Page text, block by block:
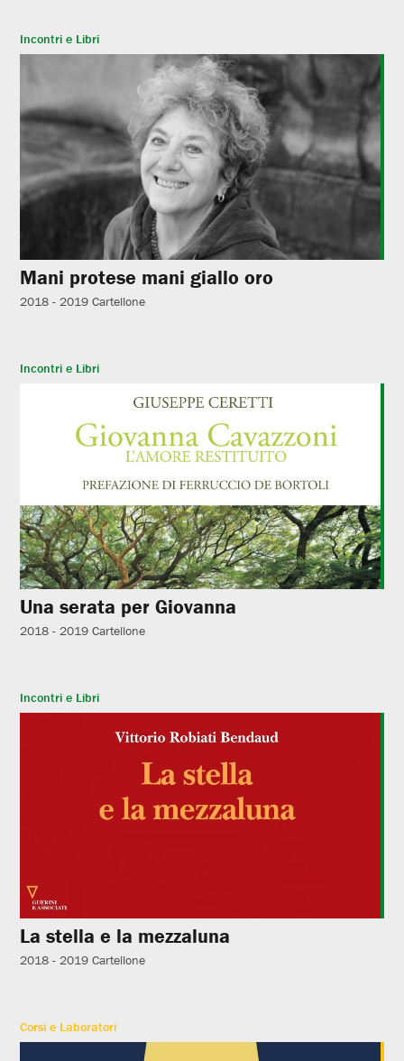
Incontri e Libri
Mani protese mani giallo oro
2018 - 2019 Cartellone
Incontri e Libri
Una serata per Giovanna
2018 - 2019 Cartellone
Incontri e Libri
La stella e la mezzaluna
2018 - 2019 Cartellone
Corsi e Laboratori